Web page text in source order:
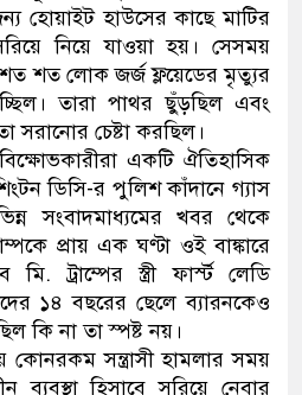
থানা পুলিশ
হোয়াইট হাউসের কাছে মাটির
নিয়ে যাওয়া হয়। সেসময়
শত লোক জর্জ ফ্লয়েডের মৃত্যুর
তারা পাথর ছুঁড়ছিল এবং
সরানোর চেষ্টা করছিল।
একটি ঐতিহাসিক
ডিসি-র পুলিশ কাঁদানে গ্যাস
সংবাদমাধ্যমের খবর থেকে
প্রায় এক ঘণ্টা ওই বাঙ্কারে
ট্রাম্পের স্ত্রী ফার্স্ট লেডি
১৪ বছরের ছেলে ব্যারনকেও
কি না তা স্পষ্ট নয়।
কোনরকম সন্ত্রাসী হামলার সময়
ব্যবস্থা হিসাবে সরিয়ে নেবার